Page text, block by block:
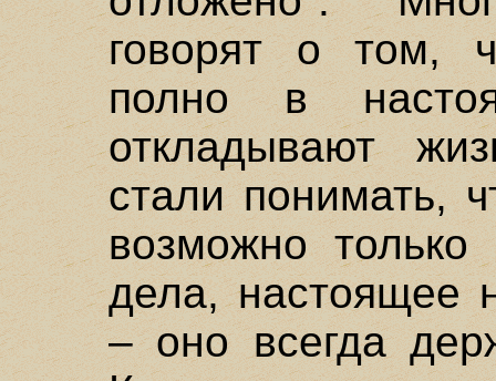
говорят о том,
полно в
откладывают
стали понимать,
возможно
дела, настоящее
– оно всегда